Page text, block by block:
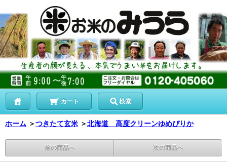
カート 検索
ホーム ＞つきたて玄米 ＞北海道 高度クリーンゆめぴりか
前の商品へ 次の商品へ